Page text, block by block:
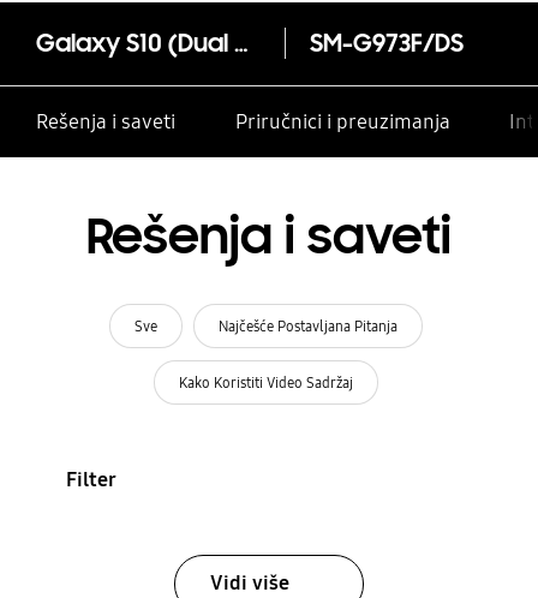
Galaxy S10 (Dual SIM) SM-G973F/DS
Rešenja i saveti Priručnici i preuzimanja
Rešenja i saveti
Sve Najčešće Postavljana Pitanja
Kako Koristiti Video Sadržaj
Filter
Vidi više